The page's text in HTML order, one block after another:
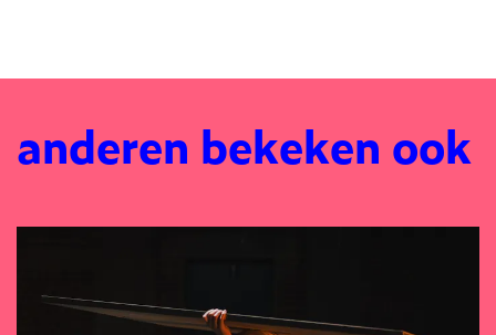
anderen bekeken ook